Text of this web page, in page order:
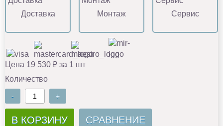
Доставка Монтаж Сервис
Цена 19 530 ₽ за 1 шт
Количество
- +
В КОРЗИНУ СРАВНЕНИЕ